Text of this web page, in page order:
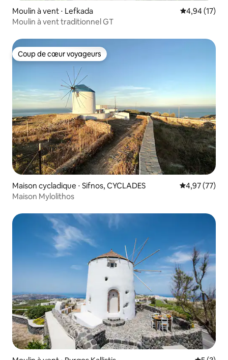
Moulin à vent ⋅ Lefkada Évaluation
4,94 (17)
Moulin à vent traditionnel GT
Coup de cœur voyageurs
Coup de cœur voyageurs
Maison cycladique ⋅ Sifnos, CYCLADES Évaluation
4,97 (77)
Maison Mylolithos